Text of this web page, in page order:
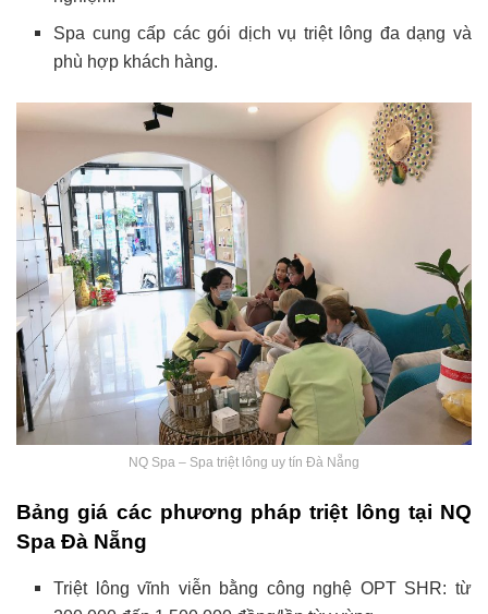
Spa cung cấp các gói dịch vụ triệt lông đa dạng và
phù hợp khách hàng.
NQ Spa – Spa triệt lông uy tín Đà Nẵng
Bảng giá các phương pháp triệt lông tại NQ
Spa Đà Nẵng
Triệt lông vĩnh viễn bằng công nghệ OPT SHR: từ